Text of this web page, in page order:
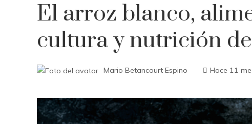
El arroz blanco,
cultura y nutrición
Mario Betancourt Espino Hace 11